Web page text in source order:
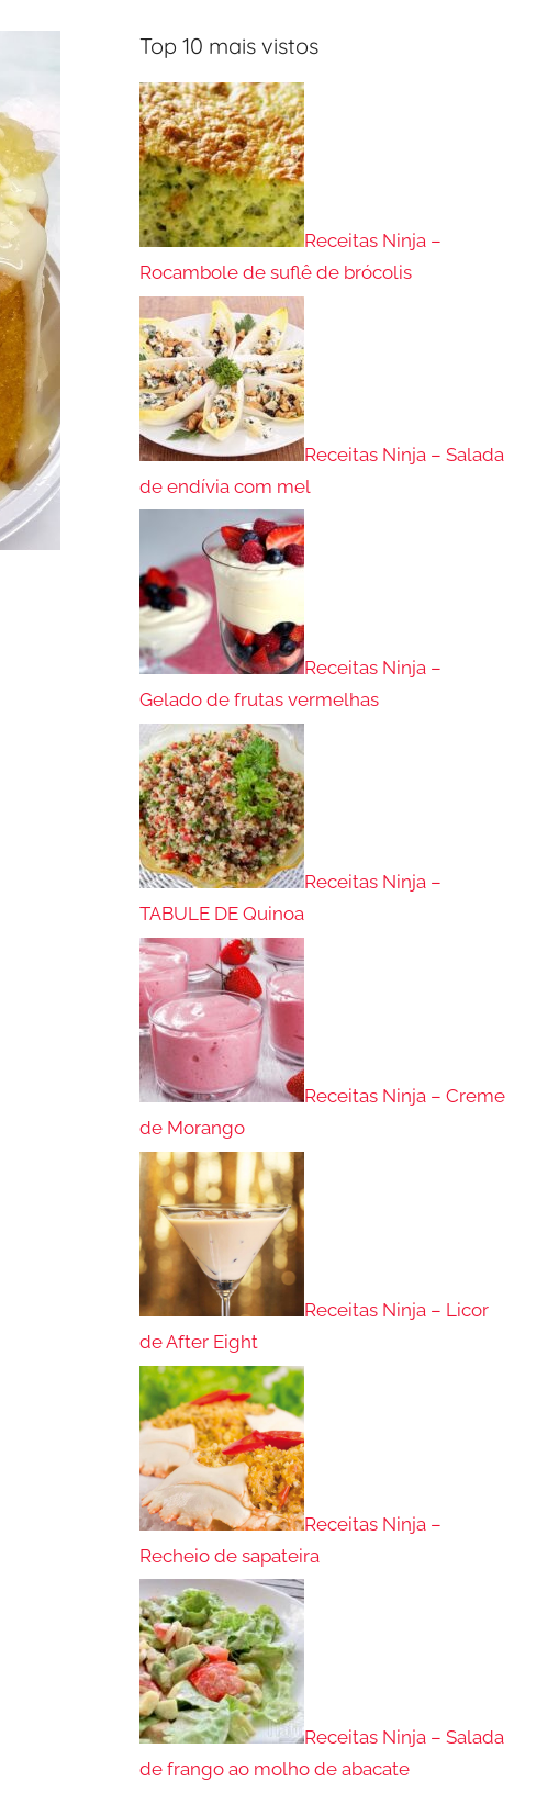
Top 10 mais vistos
Receitas Ninja –
Rocambole de suflê de brócolis
Receitas Ninja – Salada
de endívia com mel
Receitas Ninja –
Gelado de frutas vermelhas
Receitas Ninja –
TABULE DE Quinoa
Receitas Ninja – Creme
de Morango
Receitas Ninja – Licor
de After Eight
Receitas Ninja –
Recheio de sapateira
Receitas Ninja – Salada
de frango ao molho de abacate